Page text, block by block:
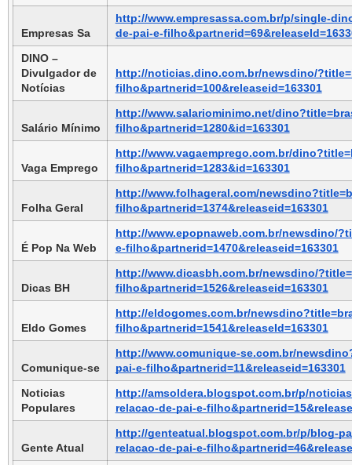
Empresas Sa
http://www.empresassa.com.br/p/single-
de-pai-e-
DINO –
Divulgador de
Notícias
http://noticias.dino.com.br/newsdino/
filho&partnerid=100&releaseid=163301
Salário Mínimo
http://www.salariominimo.net/
filho&partnerid=1280&id=163301
Vaga Emprego
http://www.vagaemprego.com.br/
filho&partnerid=1283&id=163301
Folha Geral
http://www.folhageral.com/
filho&partnerid=1374&releaseid=163301
É Pop Na Web
http://www.epopnaweb.com.br/newsdino/
e-filho&partnerid=1470&releaseid=163301
Dicas BH
http://www.dicasbh.com.br/newsdino/
filho&partnerid=1526&releaseid=163301
Eldo Gomes
http://eldogomes.com.br/
filho&partnerid=1541&releaseId=163301
Comunique-se
http://www.comunique-se.com.br/
pai-e-filho&partnerid=11&releaseid=163301
Noticias
Populares
http://amsoldera.blogspot.com.br/p/
relacao-de-pai-e-
Gente Atual
http://genteatual.blogspot.com.br/p/blog-
relacao-de-pai-e-